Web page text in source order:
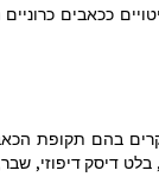
ככאבים כרוניים
בהם תקופת
דיסק דיפוזי,